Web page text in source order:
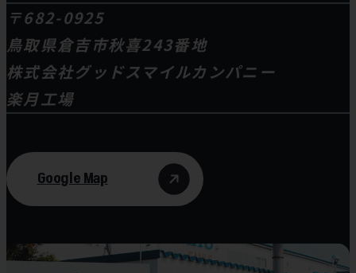
〒682-0925
鳥取県倉吉市秋喜243番地
株式会社グッドスマイルカンパニー
楽月工場
Google Map